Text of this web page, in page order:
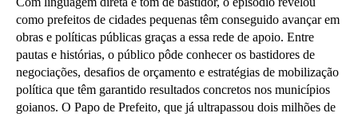
como prefeitos de cidades pequenas têm conseguido avançar em
obras e políticas públicas graças a essa rede de apoio. Entre
pautas e histórias, o público pôde conhecer os bastidores de
negociações, desafios de orçamento e estratégias de mobilização
política que têm garantido resultados concretos nos municípios
goianos. O Papo de Prefeito, que já ultrapassou dois milhões de